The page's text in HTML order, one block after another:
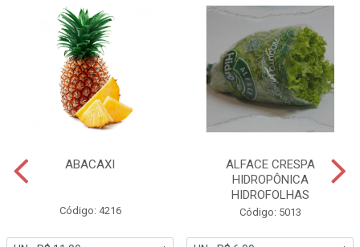
ABACAXI
Código: 4216
ALFACE CRESPA
HIDROPÔNICA
HIDROFOLHAS
Código: 5013